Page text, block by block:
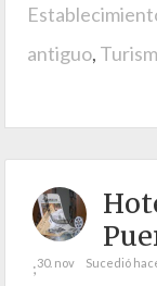
antiguo,
;30. nov Sucedió